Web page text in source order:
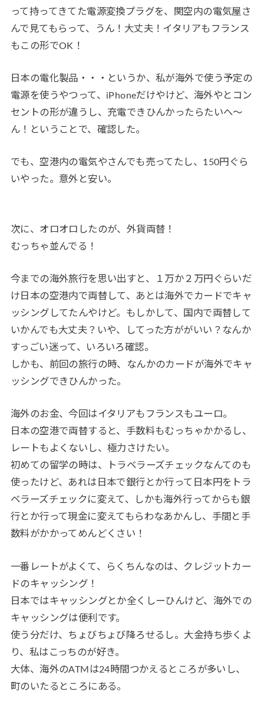
って持ってきてた電源変換プラグを、関空内の電気屋さ
んで見てもらって、うん！大丈夫！イタリアもフランス
もこの形でOK！
日本の電化製品・・・というか、私が海外で使う予定の
電源を使うやつって、iPhoneだけやけど、海外やとコン
セントの形が違うし、充電できひんかったらたいへ～
ん！ということで、確認した。
でも、空港内の電気やさんでも売ってたし、150円ぐら
いやった。意外と安い。
次に、オロオロしたのが、外貨両替！
むっちゃ並んでる！
今までの海外旅行を思い出すと、１万か２万円ぐらいだ
け日本の空港内で両替して、あとは海外でカードでキャ
ッシングしてたんやけど。もしかして、国内で両替して
いかんでも大丈夫？いや、してった方ががいい？なんか
すっごい迷って、いろいろ確認。
しかも、前回の旅行の時、なんかのカードが海外でキャ
ッシングできひんかった。
海外のお金、今回はイタリアもフランスもユーロ。
日本の空港で両替すると、手数料もむっちゃかかるし、
レートもよくないし、極力さけたい。
初めての留学の時は、トラベラーズチェックなんてのも
使ったけど、あれは日本で銀行とか行って日本円をトラ
ベラーズチェックに変えて、しかも海外行ってからも銀
行とか行って現金に変えてもらわなあかんし、手間と手
数料がかかってめんどくさい！
一番レートがよくて、らくちんなのは、クレジットカー
ドのキャッシング！
日本ではキャッシングとか全くしーひんけど、海外での
キャッシングは便利です。
使う分だけ、ちょびちょび降ろせるし。大金持ち歩くよ
り、私はこっちのが好き。
大体、海外のATMは24時間つかえるところが多いし、
町のいたるところにある。